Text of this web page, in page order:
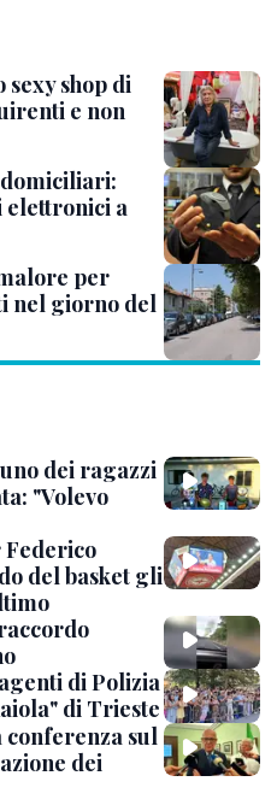
sexy shop di
e non
elettronici a
per
nel giorno del
dei ragazzi
"Volevo
del basket gli
di Polizia
di Trieste
sul
dei